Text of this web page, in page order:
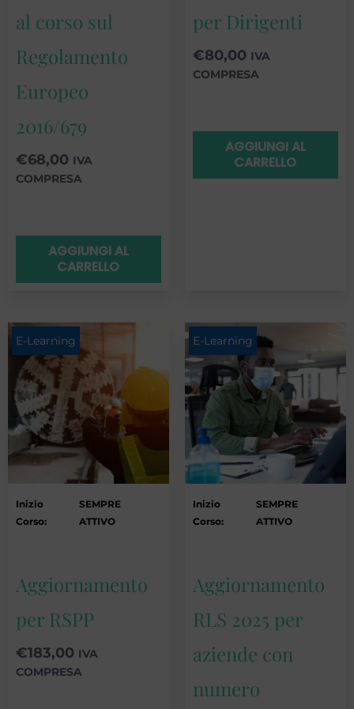
al corso sul
Regolamento
Europeo
2016/679
€68,00 IVA
COMPRESA
AGGIUNGI AL
CARRELLO
per Dirigenti
€80,00 IVA
COMPRESA
AGGIUNGI AL
CARRELLO
Inizio
Corso:
SEMPRE
ATTIVO
E-Learning
Aggiornamento
per RSPP
€183,00 IVA
COMPRESA
Inizio
Corso:
SEMPRE
ATTIVO
E-Learning
Aggiornamento
RLS 2025 per
aziende con
numero